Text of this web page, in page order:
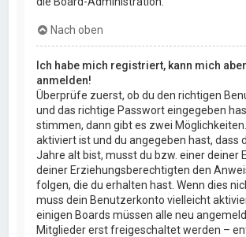
Nach oben
Ich habe mich registriert, kann mich
anmelden!
Überprüfe zuerst, ob du den richtigen
und das richtige Passwort eingegeben
stimmen, dann gibt es zwei
aktiviert ist und du angegeben hast, dass
Jahre alt bist, musst du bzw. einer deiner
deiner Erziehungsberechtigten den
folgen, die du erhalten hast. Wenn dies
muss dein Benutzerkonto vielleicht
einigen Boards müssen alle neu
Mitglieder erst freigeschaltet werden –